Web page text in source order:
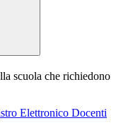
scuola che richiedono
Elettronico Docenti